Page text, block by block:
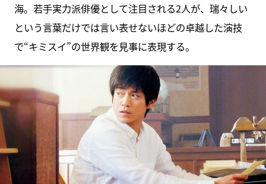
海。若手実力派俳優として注目される2人が、瑞々しい
という言葉だけでは言い表せないほどの卓越した演技
で“キミスイ”の世界観を見事に表現する。